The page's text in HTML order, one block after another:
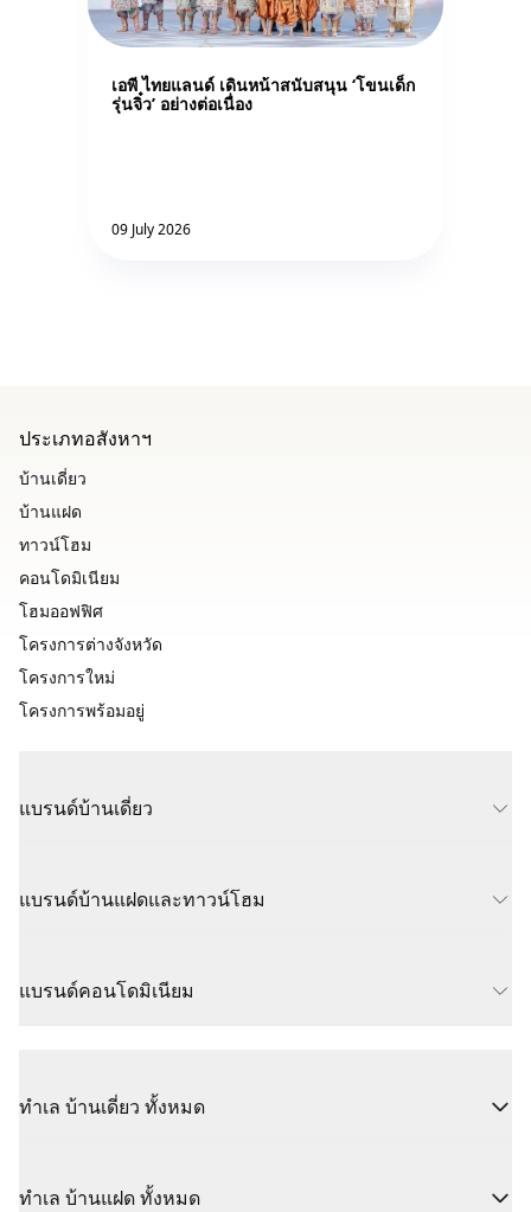
เอพี ไทยแลนด์ เดินหน้าสนับสนุน ‘โขนเด็ก
รุ่นจิ๋ว’ อย่างต่อเนื่อง
09 July 2026
ประเภทอสังหาฯ
บ้านเดี่ยว
บ้านแฝด
ทาวน์โฮม
คอนโดมิเนียม
โฮมออฟฟิศ
โครงการต่างจังหวัด
โครงการใหม่
โครงการพร้อมอยู่
แบรนด์บ้านเดี่ยว
แบรนด์บ้านแฝดและทาวน์โฮม
แบรนด์คอนโดมิเนียม
ทำเล บ้านเดี่ยว ทั้งหมด
ทำเล บ้านแฝด ทั้งหมด